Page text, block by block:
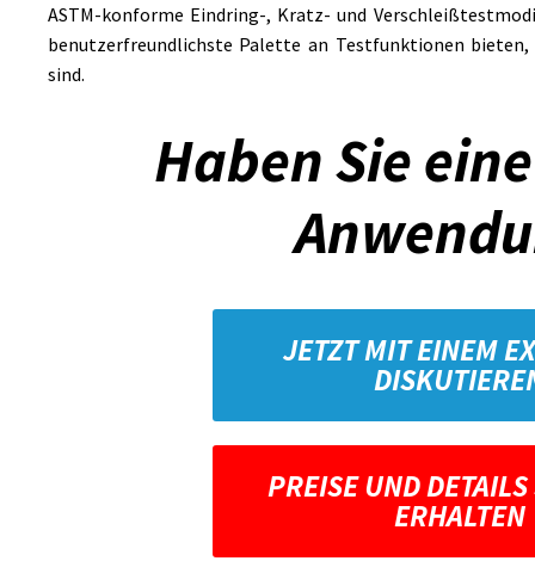
ASTM-konforme Eindring-, Kratz- und
benutzerfreundlichste Palette an Testfunktionen
sind.
Haben Sie
JETZT MIT EINEM
PREISE UND
ERHALTEN